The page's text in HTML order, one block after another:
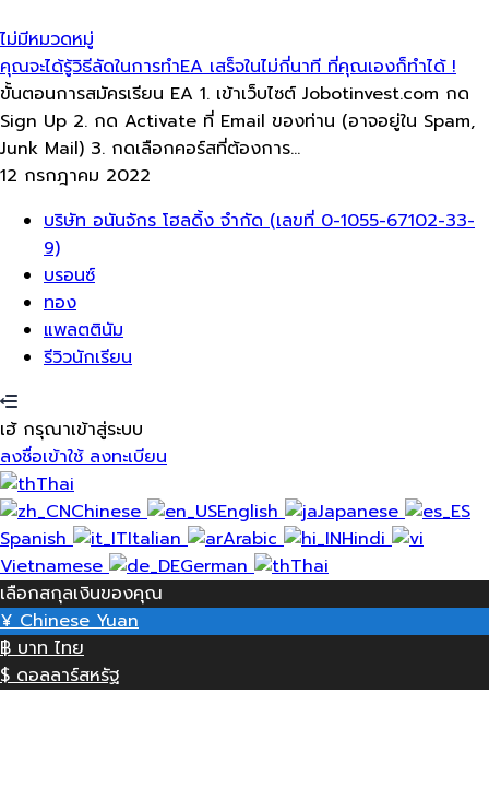
ไม่มีหมวดหมู่
คุณจะได้รู้วิธีลัดในการทำEA​ เสร็จในไม่กี่นาที​​ ที่คุณเองก็ทำได้​ !
ขั้นตอนการสมัครเรียน EA 1. เข้าเว็บไซต์ Jobotinvest.com กด
Sign Up 2. กด Activate ที่ Email ของท่าน (อาจอยู่ใน Spam,
Junk Mail) 3. กดเลือกคอร์สที่ต้องการ...
12 กรกฎาคม 2022
เมนู
บริษัท อนันจักร โฮลดิ้ง จำกัด (เลขที่ 0-1055-67102-33-
9)
บรอนซ์
ทอง
แพลตตินัม
รีวิวนักเรียน
เฮ้ กรุณาเข้าสู่ระบบ
ลงชื่อเข้าใช้ ลงทะเบียน
Thai
Chinese
English
Japanese
Spanish
Italian Arabic
Hindi
Vietnamese
German
Thai
เลือกสกุลเงินของคุณ
¥ Chinese Yuan
฿ บาท ไทย
$ ดอลลาร์สหรัฐ